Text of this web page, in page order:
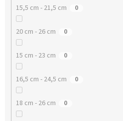
15,5 cm - 21,5 cm 0
20 cm - 26 cm 0
15 cm - 23 cm 0
16,5 cm - 24,5 cm 0
18 cm - 26 cm 0